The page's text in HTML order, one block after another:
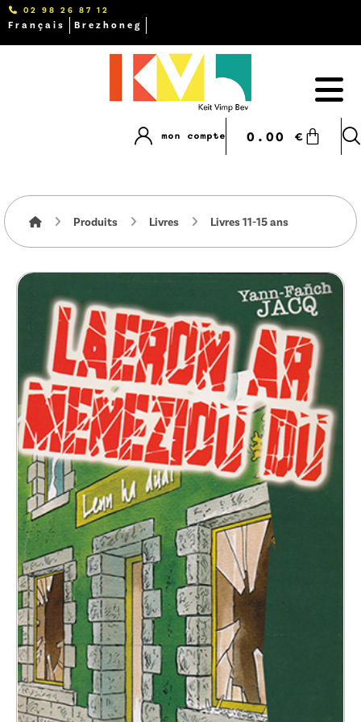
Français Brezhoneg
02 98 26 87 12
0.00 €
mon compte
Produits Livres Livres 11-15 ans